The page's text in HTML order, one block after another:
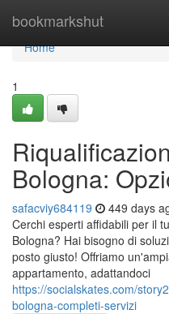
bookmarkshut
Home
Home
1
Bologna:
safacviy684119 449 days
Cerchi esperti affidabili per il
Bologna? Hai bisogno di
posto giusto! Offriamo
appartamento, adattandoci
https://socialskates.com/
bologna-completi-servizi